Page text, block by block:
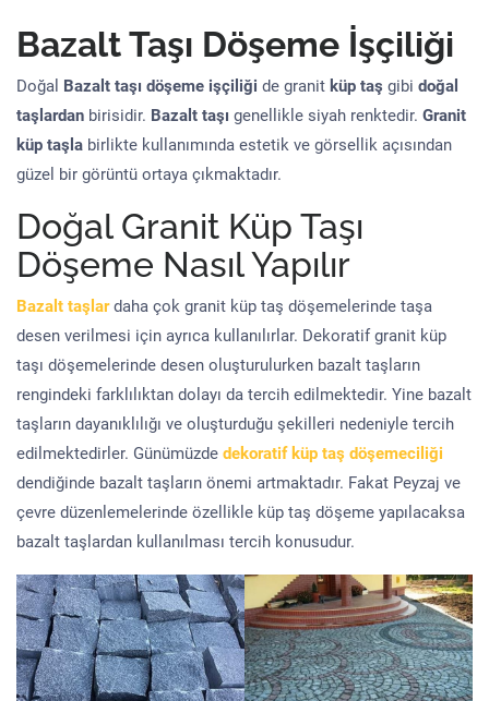
Bazalt Taşı Döşeme İşçiliği
Doğal Bazalt taşı döşeme işçiliği de granit küp taş gibi doğal
taşlardan birisidir. Bazalt taşı genellikle siyah renktedir. Granit
küp taşla birlikte kullanımında estetik ve görsellik açısından
güzel bir görüntü ortaya çıkmaktadır.
Doğal Granit Küp Taşı
Döşeme Nasıl Yapılır
Bazalt taşlardaha çok granit küp taş döşemelerinde taşa
desen verilmesi için ayrıca kullanılırlar. Dekoratif granit küp
taşı döşemelerinde desen oluşturulurken bazalt taşların
rengindeki farklılıktan dolayı da tercih edilmektedir. Yine bazalt
taşların dayanıklılığı ve oluşturduğu şekilleri nedeniyle tercih
edilmektedirler. Günümüzde dekoratif küp taş döşemeciliği
dendiğinde bazalt taşların önemi artmaktadır. Fakat Peyzaj ve
çevre düzenlemelerinde özellikle küp taş döşeme yapılacaksa
bazalt taşlardan kullanılması tercih konusudur.